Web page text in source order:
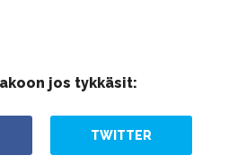
jos tykkäsit:
TWITTER